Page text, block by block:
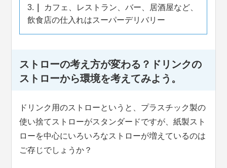
3.
カフェ、レストラン、バー、居酒屋など、
飲食店の仕入れはスーパーデリバリー
ストローの考え方が変わる？ドリンクの
ストローから環境を考えてみよう。
ドリンク用のストローというと、プラスチック製の
使い捨てストローがスタンダードですが、紙製スト
ローを中心にいろいろなストローが増えているのは
ご存じでしょうか？